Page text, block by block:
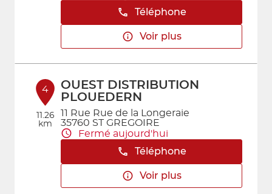
Téléphone
Voir plus
4
11.26
km
OUEST DISTRIBUTION
PLOUEDERN
11 Rue Rue de la Longeraie
35760 ST GREGOIRE
Fermé aujourd'hui
Téléphone
Voir plus